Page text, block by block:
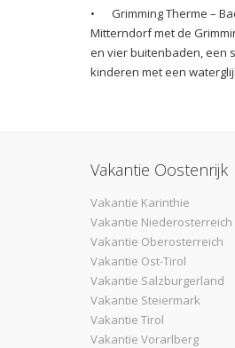
•
Grimming Therme –
Mitterndorf met de
en vier buitenbaden, een
kinderen met een
Vakantie Oostenrijk
Vakantie Karinthie
Vakantie Niederosterreich
Vakantie Oberosterreich
Vakantie Ost-Tirol
Vakantie Salzburgerland
Vakantie Steiermark
Vakantie Tirol
Vakantie Vorarlberg